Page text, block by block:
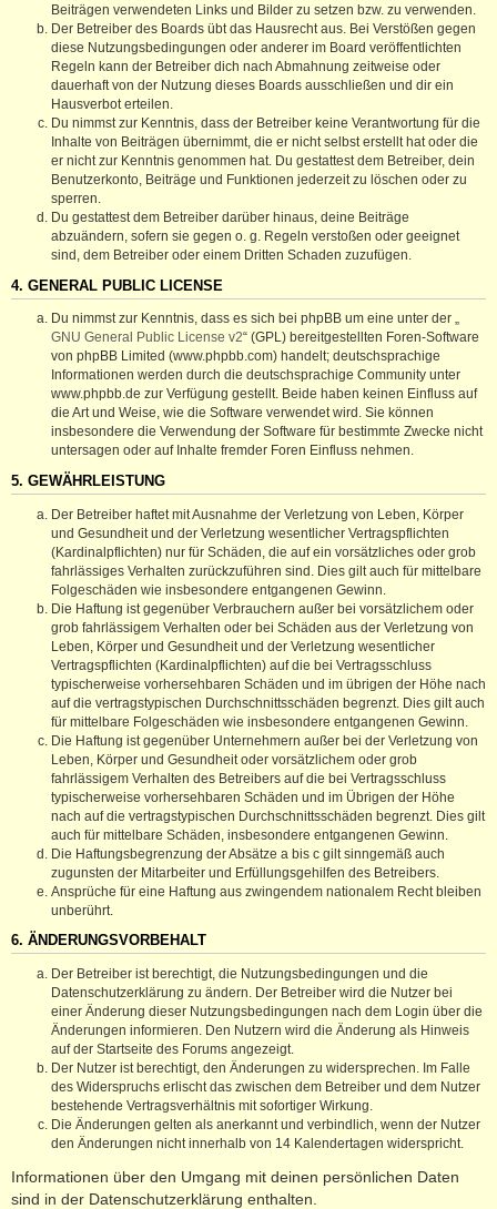
Beiträgen verwendeten Links und Bilder zu setzen bzw. zu verwenden.
Der Betreiber des Boards übt das Hausrecht aus. Bei Verstößen gegen
diese Nutzungsbedingungen oder anderer im Board veröffentlichten
Regeln kann der Betreiber dich nach Abmahnung zeitweise oder
dauerhaft von der Nutzung dieses Boards ausschließen und dir ein
Hausverbot erteilen.
Du nimmst zur Kenntnis, dass der Betreiber keine Verantwortung für die
Inhalte von Beiträgen übernimmt, die er nicht selbst erstellt hat oder die
er nicht zur Kenntnis genommen hat. Du gestattest dem Betreiber, dein
Benutzerkonto, Beiträge und Funktionen jederzeit zu löschen oder zu
sperren.
Du gestattest dem Betreiber darüber hinaus, deine Beiträge
abzuändern, sofern sie gegen o. g. Regeln verstoßen oder geeignet
sind, dem Betreiber oder einem Dritten Schaden zuzufügen.
4. GENERAL PUBLIC LICENSE
Du nimmst zur Kenntnis, dass es sich bei phpBB um eine unter der „
GNU General Public License v2“ (GPL) bereitgestellten Foren-Software
von phpBB Limited (www.phpbb.com) handelt; deutschsprachige
Informationen werden durch die deutschsprachige Community unter
www.phpbb.de zur Verfügung gestellt. Beide haben keinen Einfluss auf
die Art und Weise, wie die Software verwendet wird. Sie können
insbesondere die Verwendung der Software für bestimmte Zwecke nicht
untersagen oder auf Inhalte fremder Foren Einfluss nehmen.
5. GEWÄHRLEISTUNG
Der Betreiber haftet mit Ausnahme der Verletzung von Leben, Körper
und Gesundheit und der Verletzung wesentlicher Vertragspflichten
(Kardinalpflichten) nur für Schäden, die auf ein vorsätzliches oder grob
fahrlässiges Verhalten zurückzuführen sind. Dies gilt auch für mittelbare
Folgeschäden wie insbesondere entgangenen Gewinn.
Die Haftung ist gegenüber Verbrauchern außer bei vorsätzlichem oder
grob fahrlässigem Verhalten oder bei Schäden aus der Verletzung von
Leben, Körper und Gesundheit und der Verletzung wesentlicher
Vertragspflichten (Kardinalpflichten) auf die bei Vertragsschluss
typischerweise vorhersehbaren Schäden und im übrigen der Höhe nach
auf die vertragstypischen Durchschnittsschäden begrenzt. Dies gilt auch
für mittelbare Folgeschäden wie insbesondere entgangenen Gewinn.
Die Haftung ist gegenüber Unternehmern außer bei der Verletzung von
Leben, Körper und Gesundheit oder vorsätzlichem oder grob
fahrlässigem Verhalten des Betreibers auf die bei Vertragsschluss
typischerweise vorhersehbaren Schäden und im Übrigen der Höhe
nach auf die vertragstypischen Durchschnittsschäden begrenzt. Dies gilt
auch für mittelbare Schäden, insbesondere entgangenen Gewinn.
Die Haftungsbegrenzung der Absätze a bis c gilt sinngemäß auch
zugunsten der Mitarbeiter und Erfüllungsgehilfen des Betreibers.
Ansprüche für eine Haftung aus zwingendem nationalem Recht bleiben
unberührt.
6. ÄNDERUNGSVORBEHALT
Der Betreiber ist berechtigt, die Nutzungsbedingungen und die
Datenschutzerklärung zu ändern. Der Betreiber wird die Nutzer bei
einer Änderung dieser Nutzungsbedingungen nach dem Login über die
Änderungen informieren. Den Nutzern wird die Änderung als Hinweis
auf der Startseite des Forums angezeigt.
Der Nutzer ist berechtigt, den Änderungen zu widersprechen. Im Falle
des Widerspruchs erlischt das zwischen dem Betreiber und dem Nutzer
bestehende Vertragsverhältnis mit sofortiger Wirkung.
Die Änderungen gelten als anerkannt und verbindlich, wenn der Nutzer
den Änderungen nicht innerhalb von 14 Kalendertagen widerspricht.
Informationen über den Umgang mit deinen persönlichen Daten
sind in der Datenschutzerklärung enthalten.